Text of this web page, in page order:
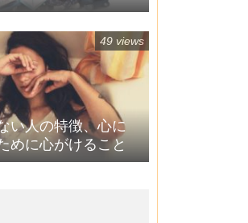
い人の特徴、心に
めに心がけること
49 views